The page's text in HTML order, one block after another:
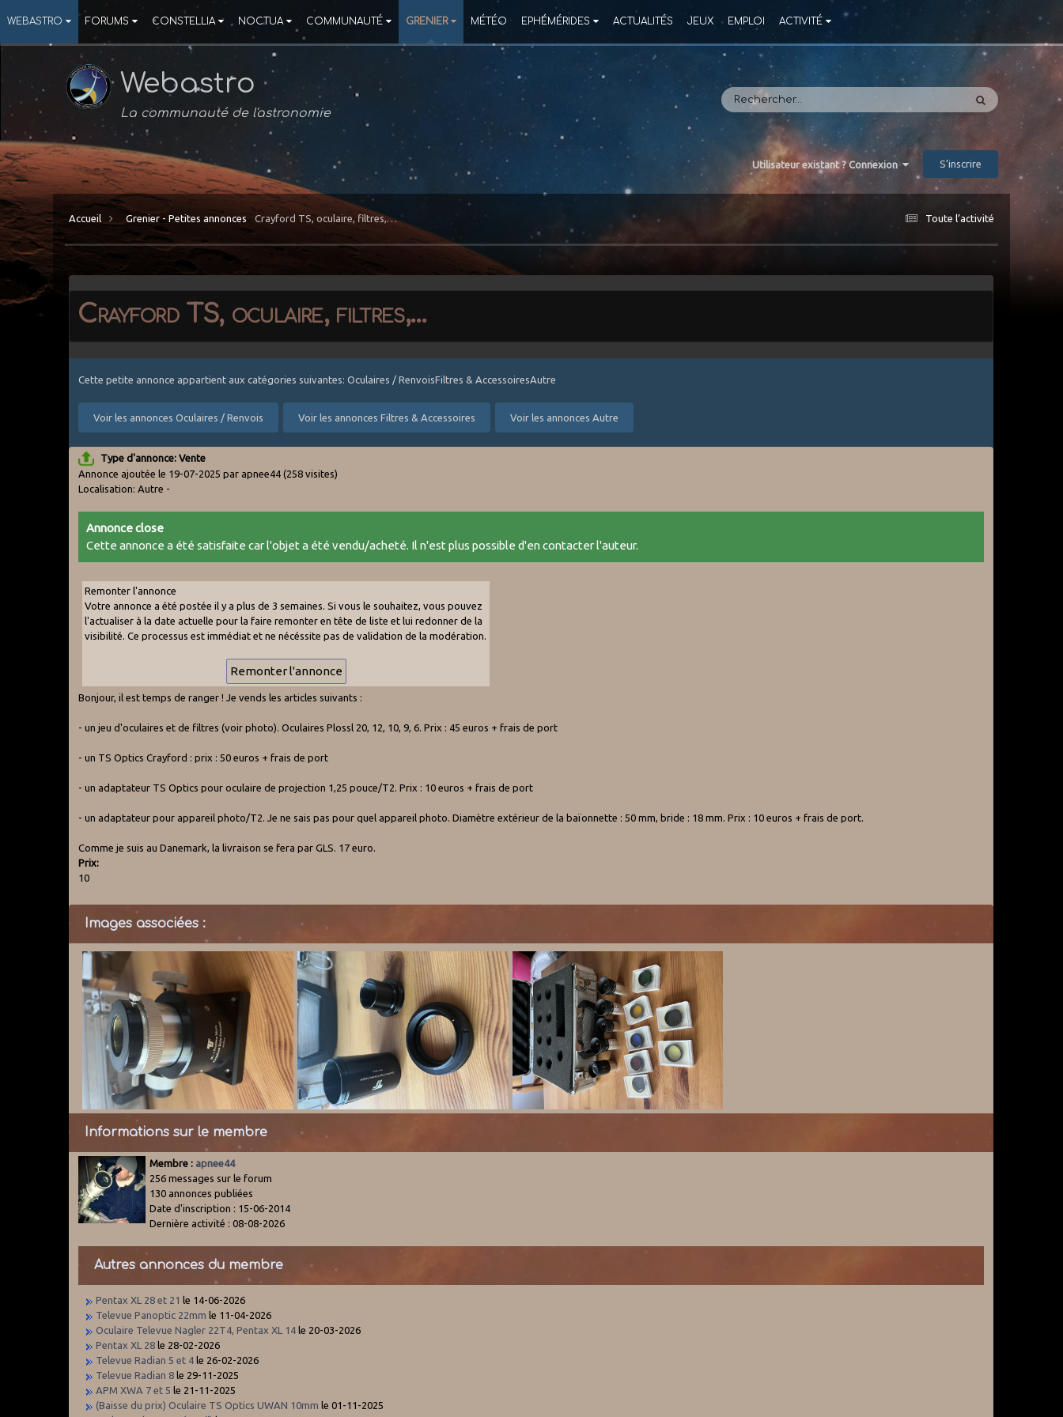
WEBASTRO FORUMS CONSTELLIA NOCTUA COMMUNAUTÉ GRENIER MÉTÉO EPHÉMÉRIDES ACTUALITÉS JEUX EMPLOI ACTIVITÉ
Webastro
La communauté de l'astronomie
Utilisateur existant ? Connexion S’inscrire
Toute l’activité
Accueil Grenier - Petites annonces Crayford TS, oculaire, filtres,…
Crayford TS, oculaire, filtres,…
Cette petite annonce appartient aux catégories suivantes: Oculaires / RenvoisFiltres & AccessoiresAutre
Voir les annonces Oculaires / Renvois Voir les annonces Filtres & Accessoires Voir les annonces Autre
Type d'annonce: Vente
Annonce ajoutée le 19-07-2025 par apnee44(258 visites)
Localisation: Autre -
Annonce close
Cette annonce a été satisfaite car l'objet a été vendu/acheté. Il n'est plus possible d'en contacter l'auteur.
Remonter l'annonce
Votre annonce a été postée il y a plus de 3 semaines. Si vous le souhaitez, vous pouvez
l'actualiser à la date actuelle pour la faire remonter en tête de liste et lui redonner de la
visibilité. Ce processus est immédiat et ne nécéssite pas de validation de la modération.
Bonjour, il est temps de ranger ! Je vends les articles suivants :
- un jeu d'oculaires et de filtres (voir photo). Oculaires Plossl 20, 12, 10, 9, 6. Prix : 45 euros + frais de port
- un TS Optics Crayford : prix : 50 euros + frais de port
- un adaptateur TS Optics pour oculaire de projection 1,25 pouce/T2. Prix : 10 euros + frais de port
- un adaptateur pour appareil photo/T2. Je ne sais pas pour quel appareil photo. Diamètre extérieur de la baïonnette : 50 mm, bride : 18 mm. Prix : 10 euros + frais de port.
Comme je suis au Danemark, la livraison se fera par GLS. 17 euro.
Prix:
10
Images associées :
Informations sur le membre
Membre : apnee44
256 messages sur le forum
130 annonces publiées
Date d'inscription : 15-06-2014
Dernière activité : 08-08-2026
Autres annonces du membre
Pentax XL 28 et 21 le 14-06-2026
Televue Panoptic 22mm le 11-04-2026
Oculaire Televue Nagler 22T4, Pentax XL 14 le 20-03-2026
Pentax XL 28 le 28-02-2026
Televue Radian 5 et 4 le 26-02-2026
Televue Radian 8 le 29-11-2025
APM XWA 7 et 5 le 21-11-2025
(Baisse du prix) Oculaire TS Optics UWAN 10mm le 01-11-2025